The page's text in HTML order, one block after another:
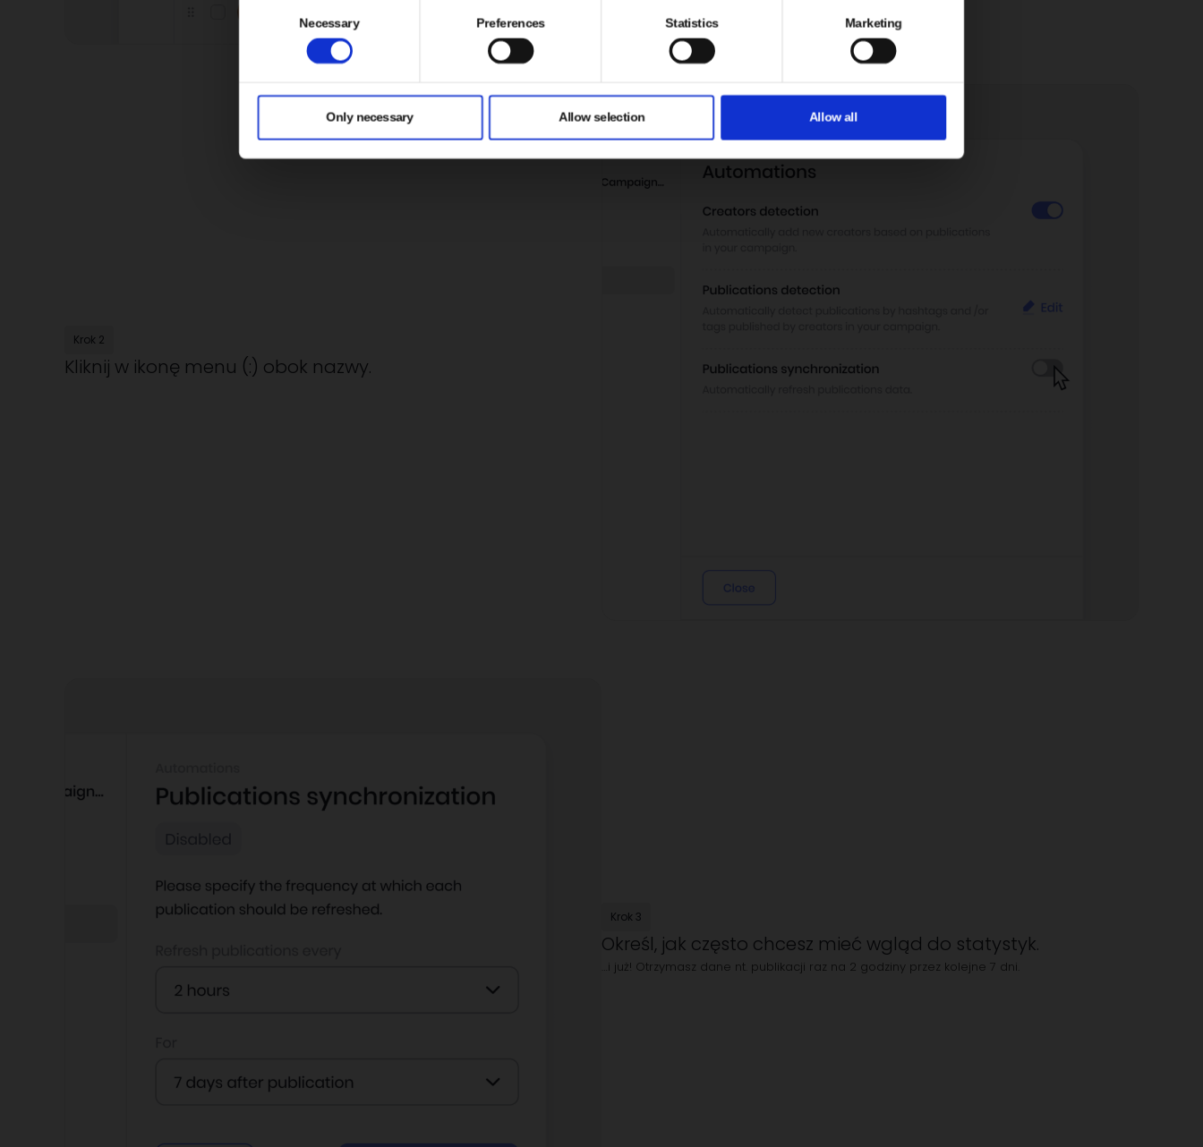
Necessary Preferences Statistics Marketing
Only necessary Allow selection Allow all
Krok 2
Kliknij w ikonę menu (:) obok nazwy.
Krok 3
Określ, jak często chcesz mieć wgląd do statystyk.
…i już! Otrzymasz dane nt. publikacji raz na 2 godziny przez kolejne 7 dni.
kątami.
Dowiedz się więcej